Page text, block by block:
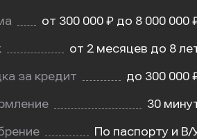
от 300 000 ₽ до 8 000 000
от 2 месяцев до 8
за кредит до 300 000
30
По паспорту и В/